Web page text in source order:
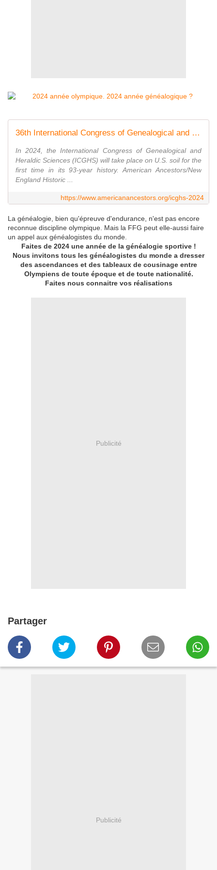
36th International Congress of Genealogical and Heraldic Sciences
In 2024, the International Congress of Genealogical and
Heraldic Sciences (ICGHS) will take place on U.S. soil for the
first time in its 93-year history. American Ancestors/New
England Historic ...
https://www.americanancestors.org/icghs-2024
La généalogie, bien qu'épreuve d'endurance, n'est pas encore
reconnue discipline olympique. Mais la FFG peut elle-aussi faire
un appel aux généalogistes du monde.
Faites de 2024 une année de la généalogie sportive !
Nous invitons tous les généalogistes du monde a dresser
des ascendances et des tableaux de cousinage entre
Olympiens de toute époque et de toute nationalité.
Faites nous connaitre vos réalisations
Publicité
Partager
Publicité